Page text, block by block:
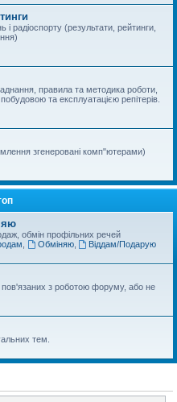
і радіоспорту (результати, рейтинги,
правила та методика роботи,
та експлуатацією репітерів.
згенеровані комп"ютерами)
обмін профільних речей
Обміняю,
Віддам/Подарую
з роботою форуму, або не
тем.